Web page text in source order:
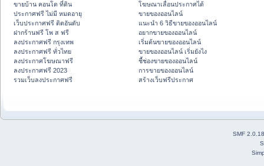
ขายบ้าน คอนโด ที่ดิน
ประกาศฟรี ไม่มี หมดอายุ
เว็บประกาศฟรี ติดอันดับ
ฝากร้านฟรี โพ ส ฟรี
ลงประกาศฟรี กรุงเทพ
ลงประกาศฟรี ทั่วไทย
ลงประกาศโฆษณาฟรี
ลงประกาศฟรี 2023
รวมเว็บลงประกาศฟรี
โฆษณาเลื่อนประกาศได้
ขายของออนไลน์
แนะนำ 6 วิธีขายของออนไลน์
อยากขายของออนไลน์
เริ่มต้นขายของออนไลน์
ขายของออนไลน์ เริ่มยังไง
ชี้ช่องขายของออนไลน์
การขายของออนไลน์
สร้างเว็บฟรีประกาศ
SMF 2.0.18